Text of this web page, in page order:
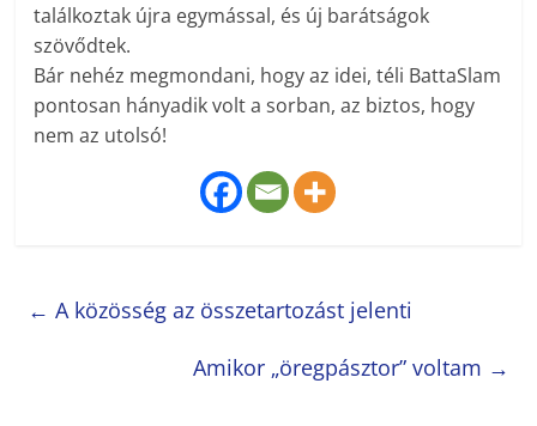
találkoztak újra egymással, és új barátságok
szövődtek.
Bár nehéz megmondani, hogy az idei, téli BattaSlam
pontosan hányadik volt a sorban, az biztos, hogy
nem az utolsó!
← A közösség az összetartozást jelenti
Amikor „öregpásztor” voltam →